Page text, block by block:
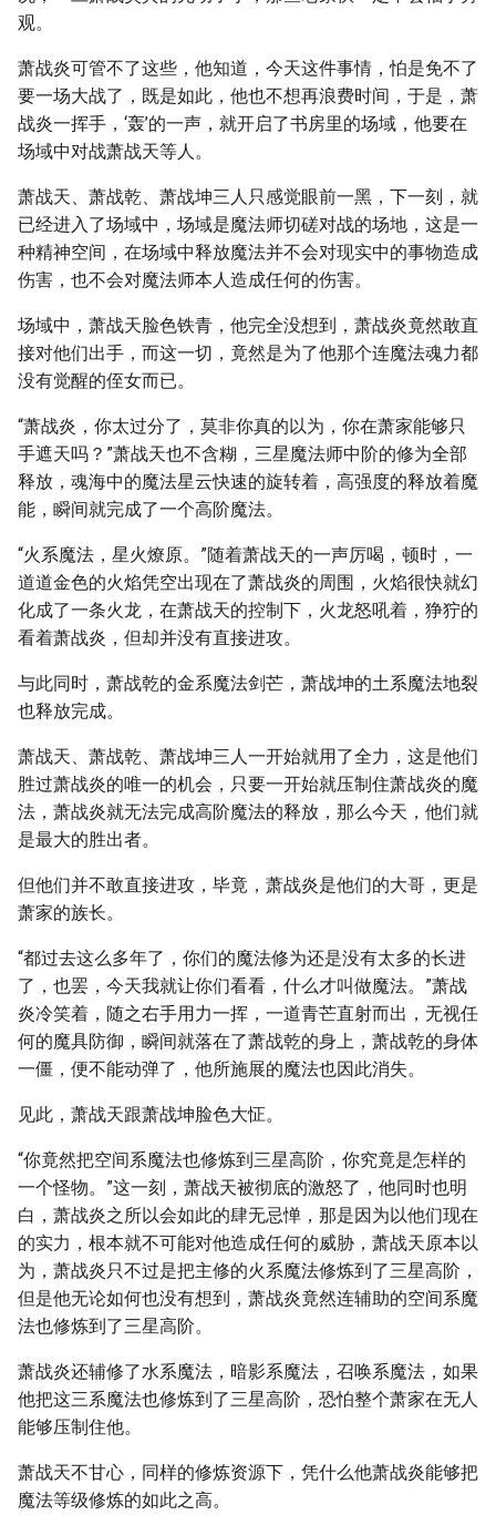
观。
萧战炎可管不了这些，他知道，今天这件事情，怕是免不了
要一场大战了，既是如此，他也不想再浪费时间，于是，萧
战炎一挥手，‘轰’的一声，就开启了书房里的场域，他要在
场域中对战萧战天等人。
萧战天、萧战乾、萧战坤三人只感觉眼前一黑，下一刻，就
已经进入了场域中，场域是魔法师切磋对战的场地，这是一
种精神空间，在场域中释放魔法并不会对现实中的事物造成
伤害，也不会对魔法师本人造成任何的伤害。
场域中，萧战天脸色铁青，他完全没想到，萧战炎竟然敢直
接对他们出手，而这一切，竟然是为了他那个连魔法魂力都
没有觉醒的侄女而已。
“萧战炎，你太过分了，莫非你真的以为，你在萧家能够只
手遮天吗？”萧战天也不含糊，三星魔法师中阶的修为全部
释放，魂海中的魔法星云快速的旋转着，高强度的释放着魔
能，瞬间就完成了一个高阶魔法。
“火系魔法，星火燎原。”随着萧战天的一声厉喝，顿时，一
道道金色的火焰凭空出现在了萧战炎的周围，火焰很快就幻
化成了一条火龙，在萧战天的控制下，火龙怒吼着，狰狞的
看着萧战炎，但却并没有直接进攻。
与此同时，萧战乾的金系魔法剑芒，萧战坤的土系魔法地裂
也释放完成。
萧战天、萧战乾、萧战坤三人一开始就用了全力，这是他们
胜过萧战炎的唯一的机会，只要一开始就压制住萧战炎的魔
法，萧战炎就无法完成高阶魔法的释放，那么今天，他们就
是最大的胜出者。
但他们并不敢直接进攻，毕竟，萧战炎是他们的大哥，更是
萧家的族长。
“都过去这么多年了，你们的魔法修为还是没有太多的长进
了，也罢，今天我就让你们看看，什么才叫做魔法。”萧战
炎冷笑着，随之右手用力一挥，一道青芒直射而出，无视任
何的魔具防御，瞬间就落在了萧战乾的身上，萧战乾的身体
一僵，便不能动弹了，他所施展的魔法也因此消失。
见此，萧战天跟萧战坤脸色大怔。
“你竟然把空间系魔法也修炼到三星高阶，你究竟是怎样的
一个怪物。”这一刻，萧战天被彻底的激怒了，他同时也明
白，萧战炎之所以会如此的肆无忌惮，那是因为以他们现在
的实力，根本就不可能对他造成任何的威胁，萧战天原本以
为，萧战炎只不过是把主修的火系魔法修炼到了三星高阶，
但是他无论如何也没有想到，萧战炎竟然连辅助的空间系魔
法也修炼到了三星高阶。
萧战炎还辅修了水系魔法，暗影系魔法，召唤系魔法，如果
他把这三系魔法也修炼到了三星高阶，恐怕整个萧家在无人
能够压制住他。
萧战天不甘心，同样的修炼资源下，凭什么他萧战炎能够把
魔法等级修炼的如此之高。